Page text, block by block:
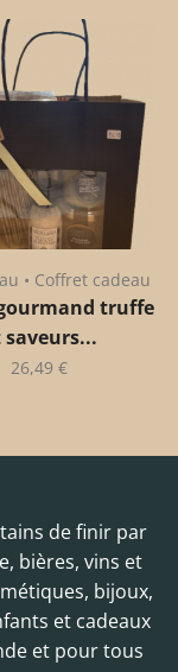
• Coffret cadeau
truffe
saveurs...
26,49 €
de finir par
bières, vins et
bijoux,
et cadeaux
et pour tous